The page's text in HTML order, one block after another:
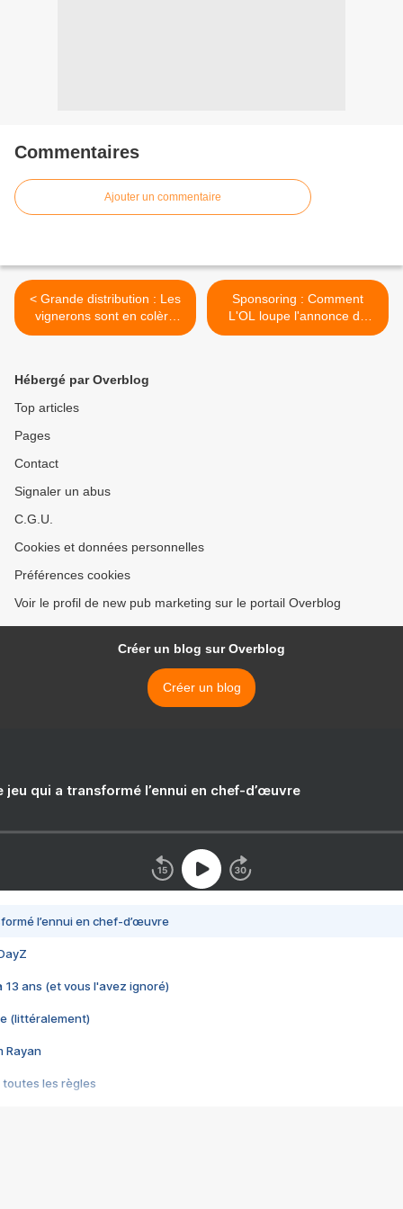
Commentaires
Ajouter un commentaire
< Grande distribution : Les
vignerons sont en colère
contre Lidl... et il y a de quoi
Sponsoring : Comment
L'OL loupe l'annonce de
son nouveau sponsor
Hébergé par Overblog
Top articles
Pages
Contact
Signaler un abus
C.G.U.
Cookies et données personnelles
Préférences cookies
Voir le profil de new pub marketing sur le portail Overblog
Créer un blog sur Overblog
Créer un blog
jeu qui a transformé l’ennui en chef-d’œuvre
l’ennui en chef-d’œuvre
13 ans (et vous l'avez ignoré)
(littéralement)
Rayan
toutes les règles